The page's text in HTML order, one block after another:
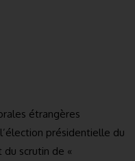
étrangères
présidentielle du
scrutin de «